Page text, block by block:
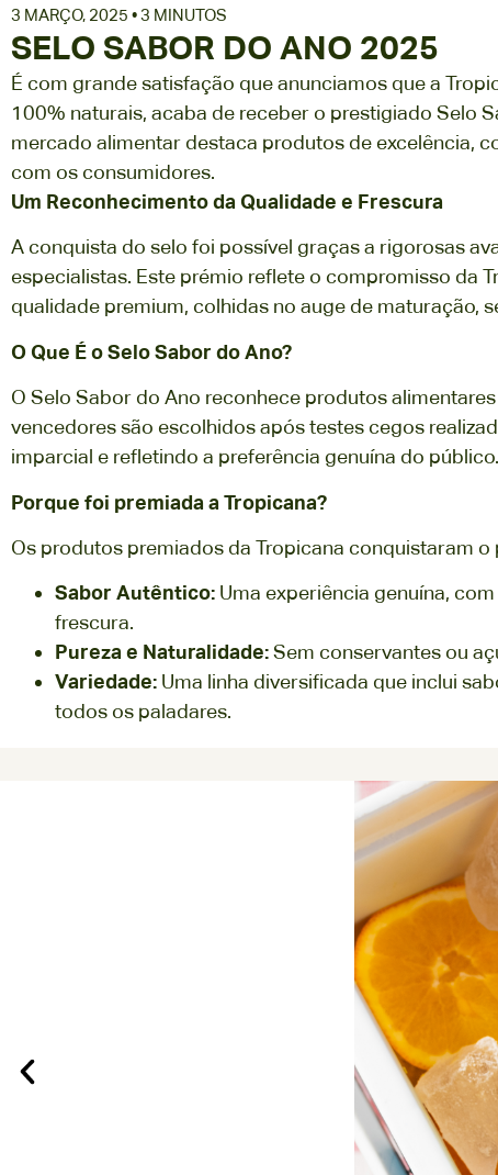
3 MARÇO, 2025 • 3 MINUTOS
SELO SABOR DO ANO 2025
É com grande satisfação que anunciamos que a
100% naturais, acaba de receber o prestigiado Selo
mercado alimentar destaca produtos de excelência,
com os consumidores.
Um Reconhecimento da Qualidade e Frescura
A conquista do selo foi possível graças a rigorosas
especialistas. Este prémio reflete o compromisso da
qualidade premium, colhidas no auge de maturação,
O Que É o Selo Sabor do Ano?
O Selo Sabor do Ano reconhece produtos
vencedores são escolhidos após testes cegos
imparcial e refletindo a preferência genuína do público.
Porque foi premiada a Tropicana?
Os produtos premiados da Tropicana conquistaram o
Sabor Autêntico: Uma experiência genuína,
frescura.
Pureza e Naturalidade:Sem conservantes ou
Variedade: Uma linha diversificada que inclui
todos os paladares.